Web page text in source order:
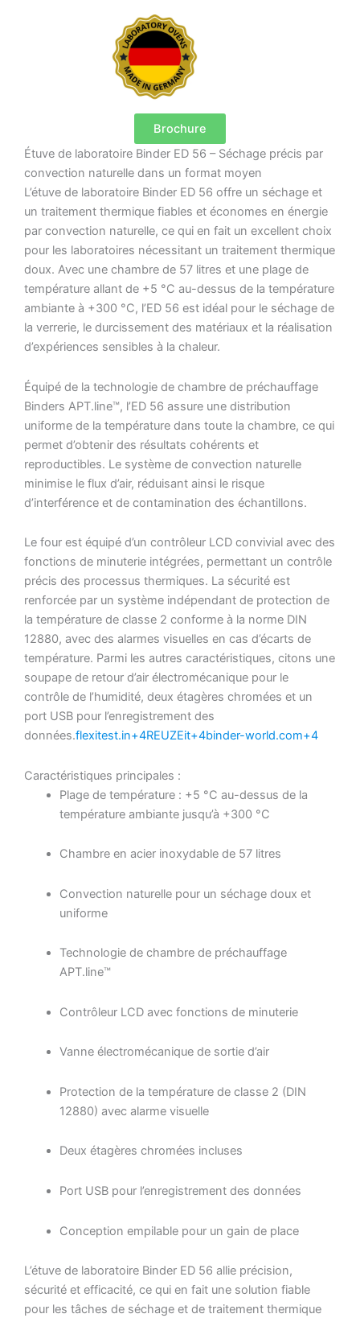
Brochure
Étuve de laboratoire Binder ED 56 – Séchage précis par
convection naturelle dans un format moyen
L’étuve de laboratoire Binder ED 56 offre un séchage et
un traitement thermique fiables et économes en énergie
par convection naturelle, ce qui en fait un excellent choix
pour les laboratoires nécessitant un traitement thermique
doux. Avec une chambre de 57 litres et une plage de
température allant de +5 °C au-dessus de la température
ambiante à +300 °C, l’ED 56 est idéal pour le séchage de
la verrerie, le durcissement des matériaux et la réalisation
d’expériences sensibles à la chaleur.
Équipé de la technologie de chambre de préchauffage
Binders APT.line™, l’ED 56 assure une distribution
uniforme de la température dans toute la chambre, ce qui
permet d’obtenir des résultats cohérents et
reproductibles. Le système de convection naturelle
minimise le flux d’air, réduisant ainsi le risque
d’interférence et de contamination des échantillons.
Le four est équipé d’un contrôleur LCD convivial avec des
fonctions de minuterie intégrées, permettant un contrôle
précis des processus thermiques. La sécurité est
renforcée par un système indépendant de protection de
la température de classe 2 conforme à la norme DIN
12880, avec des alarmes visuelles en cas d’écarts de
température. Parmi les autres caractéristiques, citons une
soupape de retour d’air électromécanique pour le
contrôle de l’humidité, deux étagères chromées et un
port USB pour l’enregistrement des
données.flexitest.in+4REUZEit+4binder-world.com+4
Caractéristiques principales :
Plage de température : +5 °C au-dessus de la
température ambiante jusqu’à +300 °C
Chambre en acier inoxydable de 57 litres
Convection naturelle pour un séchage doux et
uniforme
Technologie de chambre de préchauffage
APT.line™
Contrôleur LCD avec fonctions de minuterie
Vanne électromécanique de sortie d’air
Protection de la température de classe 2 (DIN
12880) avec alarme visuelle
Deux étagères chromées incluses
Port USB pour l’enregistrement des données
Conception empilable pour un gain de place
L’étuve de laboratoire Binder ED 56 allie précision,
sécurité et efficacité, ce qui en fait une solution fiable
pour les tâches de séchage et de traitement thermique